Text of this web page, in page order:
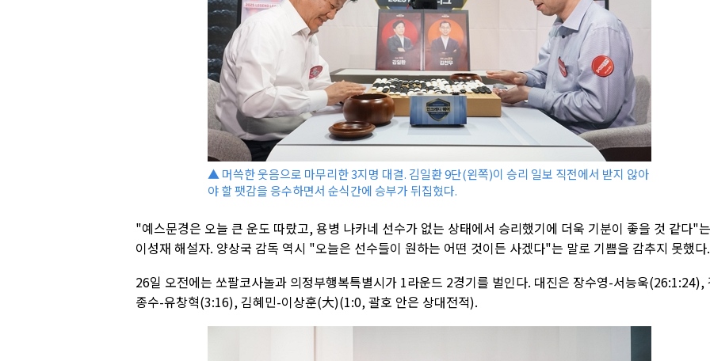
▲ 머쓱한 웃음으로 마무리한 3지명 대결. 김일환 9단(왼쪽)이 승리 일보 직전에서 받지 않아
야 할 팻감을 응수하면서 순식간에 승부가 뒤집혔다.
"예스문경은 오늘 큰 운도 따랐고, 용병 나카네 선수가 없는 상태에서 승리했기에 더욱 기분이 좋을 것 같다"는
이성재 해설자. 양상국 감독 역시 "오늘은 선수들이 원하는 어떤 것이든 사겠다"는 말로 기쁨을 감추지 못했다.
26일 오전에는 쏘팔코사놀과 의정부행복특별시가 1라운드 2경기를 벌인다. 대진은 장수영-서능욱(26:1:24),
종수-유창혁(3:16), 김혜민-이상훈(大)(1:0, 괄호 안은 상대전적).